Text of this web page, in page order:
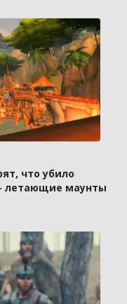
что убило
летающие маунты